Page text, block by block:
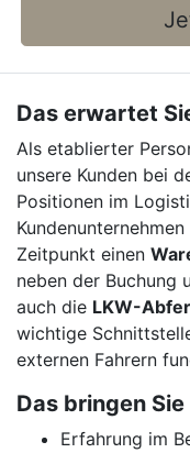
Das erwartet
Als etablierter
unsere Kunden bei
Positionen im
Zeitpunkt einen
neben der Buchung
auch die LKW-
wichtige
externen Fahrern
Das bringen
Erfahrung im